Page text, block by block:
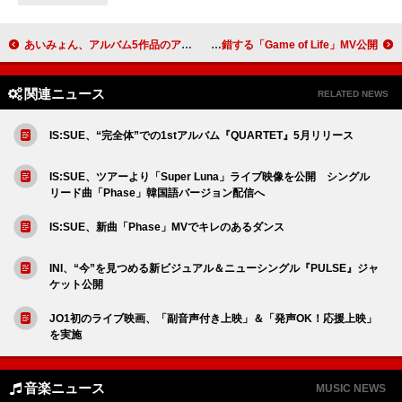
あいみょん、アルバム5作品のアナログ盤をリリース yousti（小林由依）、ゲームの世界観×ダンスシーンが交錯する「Game of Life」MV公開
関連ニュース RELATED NEWS
IS:SUE、“完全体”での1stアルバム『QUARTET』5月リリース
IS:SUE、ツアーより「Super Luna」ライブ映像を公開 シングル
リード曲「Phase」韓国語バージョン配信へ
IS:SUE、新曲「Phase」MVでキレのあるダンス
INI、“今”を見つめる新ビジュアル＆ニューシングル『PULSE』ジャ
ケット公開
JO1初のライブ映画、「副音声付き上映」＆「発声OK！応援上映」
を実施
音楽ニュース MUSIC NEWS